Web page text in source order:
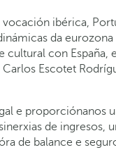
ibérica,
da eurozona
cultural con España,
Carlos Escotet
e proporciónanos
de ingresos,
de balance e